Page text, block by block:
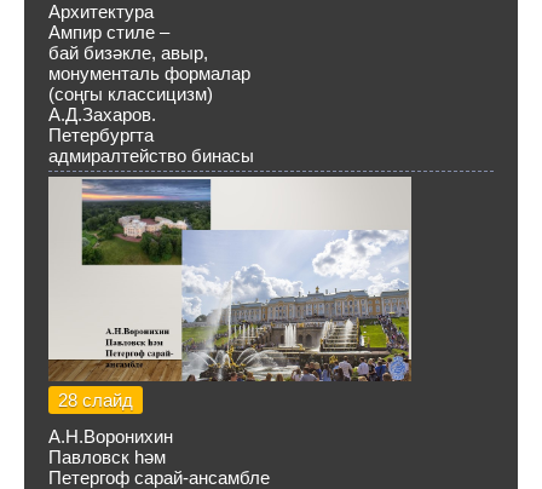
Архитектура
Ампир стиле –
бай бизәкле, авыр,
монументаль формалар
(соңгы классицизм)
А.Д.Захаров.
Петербургта
адмиралтейство бинасы
28 слайд
А.Н.Воронихин
Павловск һәм
Петергоф сарай-ансамбле